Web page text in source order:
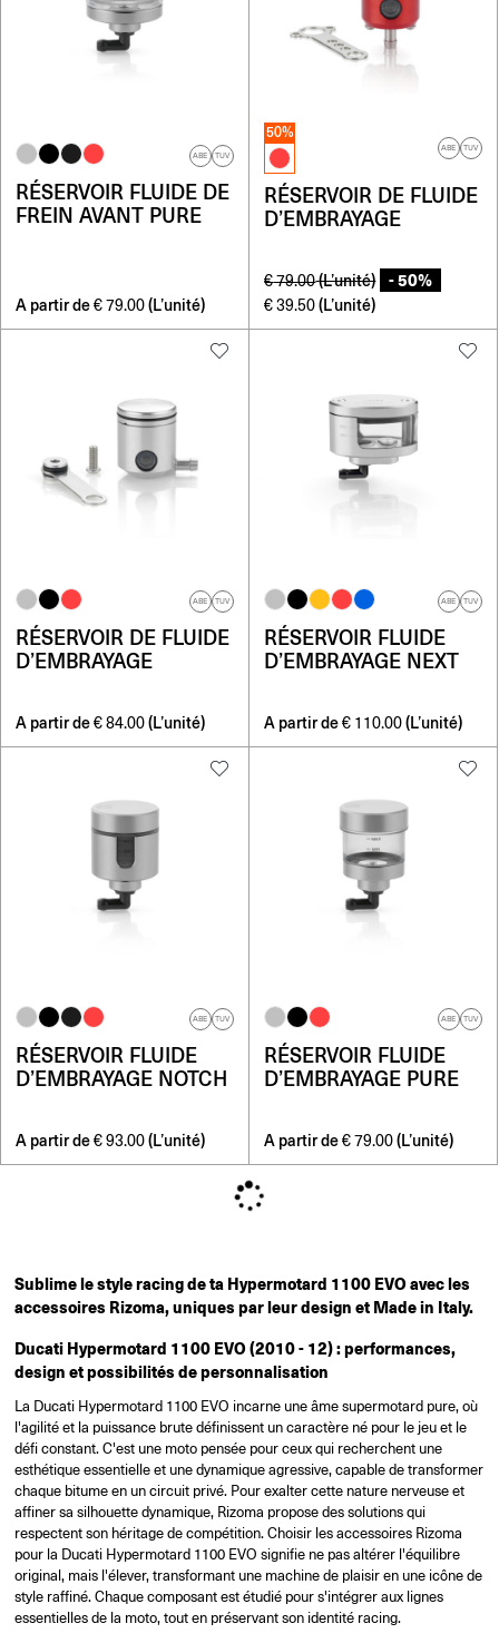
ABE TUV
RÉSERVOIR FLUIDE DE
FREIN AVANT PURE
A partir de €79.00 (L’unité)
50%
ABE TUV
RÉSERVOIR DE FLUIDE
D’EMBRAYAGE
€79.00(L’unité) - 50%
€39.50 (L’unité)
ABE TUV
RÉSERVOIR DE FLUIDE
D’EMBRAYAGE
A partir de €84.00 (L’unité)
ABE TUV
RÉSERVOIR FLUIDE
D’EMBRAYAGE NEXT
A partir de € 110.00 (L’unité)
ABE TUV
RÉSERVOIR FLUIDE
D’EMBRAYAGE NOTCH
A partir de €93.00 (L’unité)
ABE TUV
RÉSERVOIR FLUIDE
D’EMBRAYAGE PURE
A partir de €79.00 (L’unité)
Sublime le style racing de ta Hypermotard 1100 EVO avec les
accessoires Rizoma, uniques par leur design et Made in Italy.
Ducati Hypermotard 1100 EVO (2010 - 12) : performances,
design et possibilités de personnalisation
La Ducati Hypermotard 1100 EVO incarne une âme supermotard pure, où
l'agilité et la puissance brute définissent un caractère né pour le jeu et le
défi constant. C'est une moto pensée pour ceux qui recherchent une
esthétique essentielle et une dynamique agressive, capable de transformer
chaque bitume en un circuit privé. Pour exalter cette nature nerveuse et
affiner sa silhouette dynamique, Rizoma propose des solutions qui
respectent son héritage de compétition. Choisir les accessoires Rizoma
pour la Ducati Hypermotard 1100 EVO signifie ne pas altérer l'équilibre
original, mais l'élever, transformant une machine de plaisir en une icône de
style raffiné. Chaque composant est étudié pour s'intégrer aux lignes
essentielles de la moto, tout en préservant son identité racing.